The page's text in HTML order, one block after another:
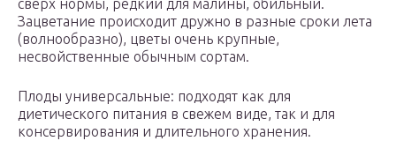
сверх нормы, редкий для малины, обильный.
Зацветание происходит дружно в разные сроки лета
(волнообразно), цветы очень крупные,
несвойственные обычным сортам.
Плоды универсальные: подходят как для
диетического питания в свежем виде, так и для
консервирования и длительного хранения.